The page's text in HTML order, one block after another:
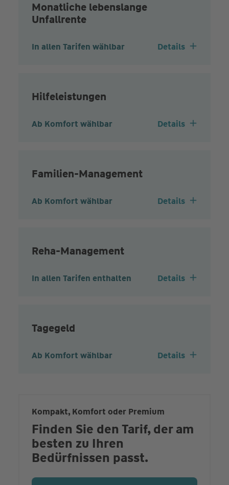
Monatliche lebenslange
Unfallrente
In allen Tarifen wählbar Details
Hilfeleistungen
Ab Komfort wählbar Details
Familien-Management
Ab Komfort wählbar Details
Reha-Management
In allen Tarifen enthalten Details
Tagegeld
Ab Komfort wählbar Details
Kompakt, Komfort oder Premium
Finden Sie den Tarif, der am
besten zu Ihren
Bedürfnissen passt.